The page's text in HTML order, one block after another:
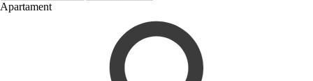
Apartament